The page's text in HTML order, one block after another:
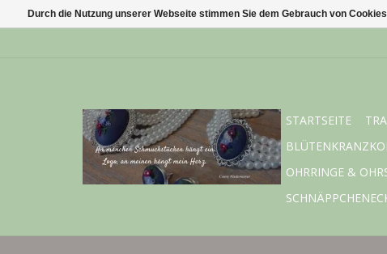
STARTSEITE
OHRRINGE &
Durch die Nutzung unserer Webseite stimmen Sie dem Gebrauch von